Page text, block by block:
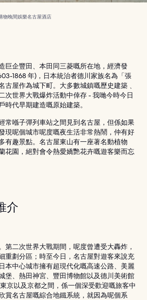
物晚間娛樂名古屋酒店
巨企豐田、本田同三菱嘅所在地，經濟發
1868 年)，日本統治者德川家族名為「張
古屋作為城下町。大多數城鎮嘅歷史建築﹑
次世界大戰爆炸活動中倖存 - 我哋今時今日
時代早期建造嘅原始建築。
常喺子彈列車站之間見到名古屋，但係如果
現呢個城市呢度嘅夜生活非常熱鬧，仲有好
有趣景點。名古屋東山有一座著名動植物
花園，絕對會令熱愛嬌艷花卉嘅遊客樂而忘
介
第二次世界大戰期間，呢度曾遭受大轟炸，
重劃分區；時至今日，名古屋對遊客來說充
本中心城市擁有超現代化嘅高速公路、美麗
堡、熱田神宮、豐田博物館以及德川美術館
京以及京都之間，係一個深受歡迎嘅旅客中
賞名古屋嘅綜合地鐵系統，就因為呢個系